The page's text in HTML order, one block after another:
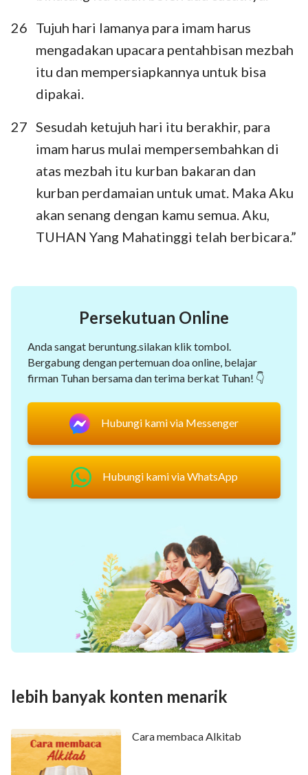
26 Tujuh hari lamanya para imam harus
mengadakan upacara pentahbisan mezbah
itu dan mempersiapkannya untuk bisa
dipakai.
27 Sesudah ketujuh hari itu berakhir, para
imam harus mulai mempersembahkan di
atas mezbah itu kurban bakaran dan
kurban perdamaian untuk umat. Maka Aku
akan senang dengan kamu semua. Aku,
TUHAN Yang Mahatinggi telah berbicara.”
Persekutuan Online
Anda sangat beruntung.silakan klik tombol.
Bergabung dengan pertemuan doa online, belajar
firman Tuhan bersama dan terima berkat Tuhan! 👇
Hubungi kami via Messenger
Hubungi kami via WhatsApp
lebih banyak konten menarik
Cara membaca Alkitab